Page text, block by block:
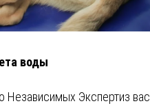
воды
Независимых Экспертиз вас